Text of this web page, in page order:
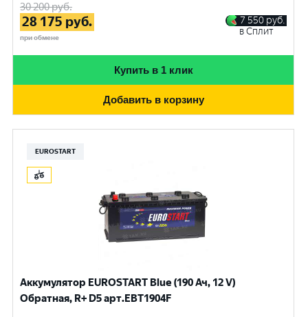
30 200руб.
28 175 руб.
при обмене
7 550 руб.
в Сплит
Купить в 1 клик
Добавить в корзину
EUROSTART
Аккумулятор EUROSTART Blue (190 Ач, 12 V)
Обратная, R+ D5 арт.EBT1904F